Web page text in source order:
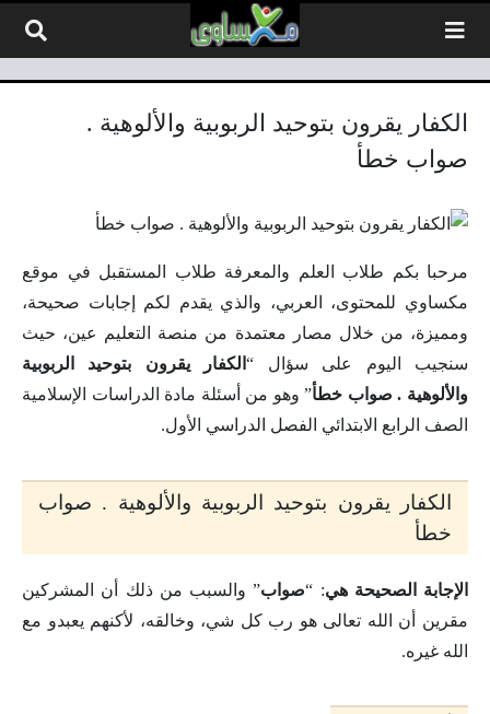
الكفار يقرون بتوحيد الربوبية والألوهية .
صواب خطأ
مرحبا بكم طلاب العلم والمعرفة طلاب المستقبل في موقع
مكساوي للمحتوى، العربي، والذي يقدم لكم إجابات صحيحة،
ومميزة، من خلال مصار معتمدة من منصة التعليم عين، حيث
سنجيب اليوم على سؤال “الكفار يقرون بتوحيد الربوبية
والألوهية . صواب خطأ” وهو من أسئلة مادة الدراسات الإسلامية
الصف الرابع الابتدائي الفصل الدراسي الأول.
الكفار يقرون بتوحيد الربوبية والألوهية . صواب
خطأ
الإجابة الصحيحة هي: “صواب” والسبب من ذلك أن المشركين
مقرين أن الله تعالى هو رب كل شي، وخالقه، لأكنهم يعبدو مع
الله غيره.